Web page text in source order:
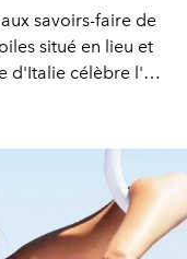
savoirs-faire de
situé en lieu et
d'Italie célèbre l'art
intemporelle.